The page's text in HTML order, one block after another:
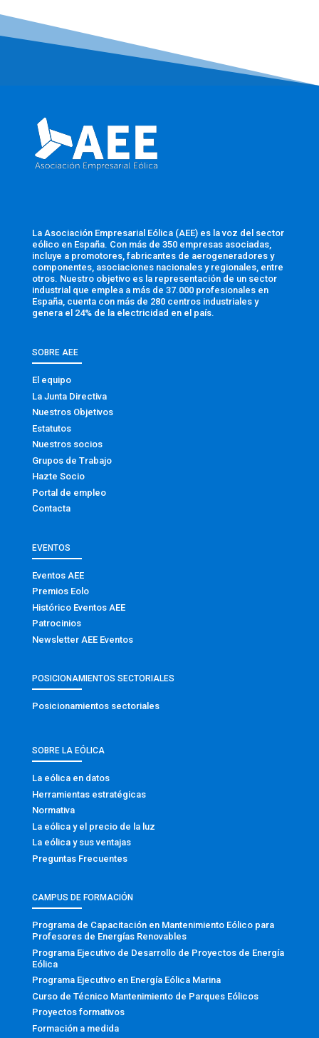
La Asociación Empresarial Eólica (AEE) es la voz del sector
eólico en España. Con más de 350 empresas asociadas,
incluye a promotores, fabricantes de aerogeneradores y
componentes, asociaciones nacionales y regionales, entre
otros. Nuestro objetivo es la representación de un sector
industrial que emplea a más de 37.000 profesionales en
España, cuenta con más de 280 centros industriales y
genera el 24% de la electricidad en el país.
SOBRE AEE
El equipo
La Junta Directiva
Nuestros Objetivos
Estatutos
Nuestros socios
Grupos de Trabajo
Hazte Socio
Portal de empleo
Contacta
EVENTOS
Eventos AEE
Premios Eolo
Histórico Eventos AEE
Patrocinios
Newsletter AEE Eventos
POSICIONAMIENTOS SECTORIALES
Posicionamientos sectoriales
SOBRE LA EÓLICA
La eólica en datos
Herramientas estratégicas
Normativa
La eólica y el precio de la luz
La eólica y sus ventajas
Preguntas Frecuentes
CAMPUS DE FORMACIÓN
Programa de Capacitación en Mantenimiento Eólico para
Profesores de Energías Renovables
Programa Ejecutivo de Desarrollo de Proyectos de Energía
Eólica
Programa Ejecutivo en Energía Eólica Marina
Curso de Técnico Mantenimiento de Parques Eólicos
Proyectos formativos
Formación a medida